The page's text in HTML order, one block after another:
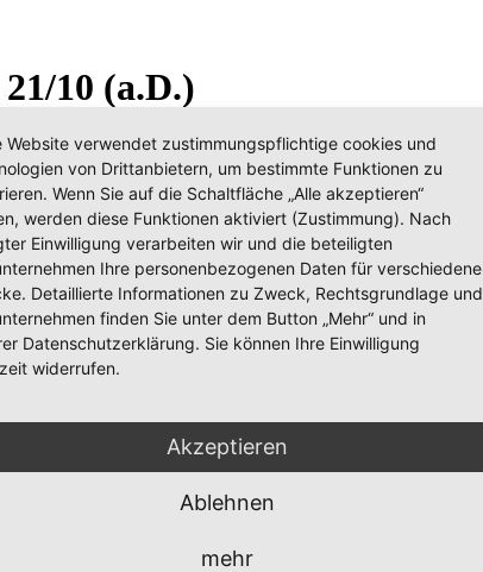
10 (a.D.)
Website verwendet zustimmungspflichtige cookies und
von Drittanbietern, um bestimmte Funktionen zu
Wenn Sie auf die Schaltfläche „Alle akzeptieren“
werden diese Funktionen aktiviert (Zustimmung). Nach
Einwilligung verarbeiten wir und die beteiligten
Ihre personenbezogenen Daten für verschiedene
Detaillierte Informationen zu Zweck, Rechtsgrundlage und
finden Sie unter dem Button „Mehr“ und in
Datenschutzerklärung. Sie können Ihre Einwilligung
widerrufen.
Akzeptieren
Ablehnen
mehr